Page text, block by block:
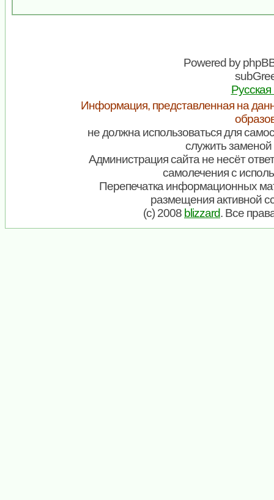
Powered by
Информация, представленная на
не должна использоваться для
служить заменой
Администрация сайта не несёт
самолечения с
Перепечатка информационных
размещения активной
(c) 2008 blizzard. Все